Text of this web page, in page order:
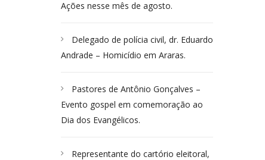
Ações nesse mês de agosto.
Delegado de polícia civil, dr. Eduardo
Andrade – Homicídio em Araras.
Pastores de Antônio Gonçalves –
Evento gospel em comemoração ao
Dia dos Evangélicos.
Representante do cartório eleitoral,